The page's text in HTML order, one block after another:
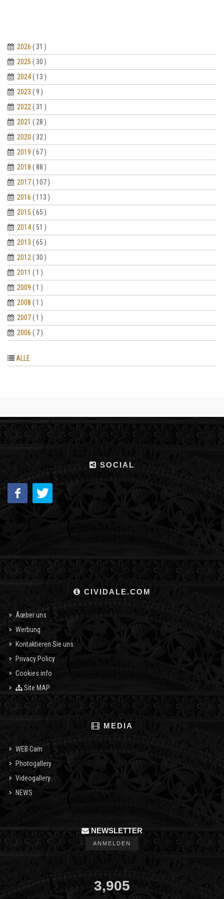
2026 ( 31 )
2025 ( 30 )
2024( 13 )
2023 ( 9 )
2022 ( 31 )
2021 ( 28 )
2020 ( 32 )
2019 ( 67 )
2018 ( 88 )
2017( 107 )
2016 ( 113 )
2015 ( 65 )
2014( 51 )
2013 ( 65 )
2012 ( 30 )
2011 ( 1 )
2009 ( 1 )
2008 ( 1 )
2007( 1 )
2006 ( 7 )
ALLE
SOCIAL
CIVIDALE.COM
Ãœber uns
Werbung
Kontaktieren Sie uns
Privacy Policy
Cookies info
Site MAP
MEDIA
WEB Cam
Photogallery
Videogallery
NEWS
NEWSLETTER
ANMELDEN
3,905